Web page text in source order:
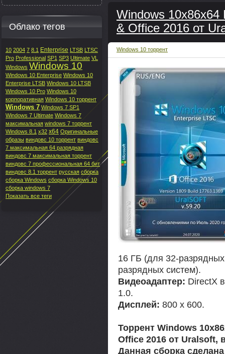
Windows 10x86x64
& Office 2016 от
Windows 10 торрент
16 ГБ (для 32-
разрядных систем).
Видеоадаптер: DirectX
1.0.
Дисплей: 800 x 600.
Торрент Windows
Office 2016 от Uralsoft,
Данная сборка
Облако тегов
10 2004 7 8.1 Enterprise LTSB LTSC
Pro Professional SP1 SP3 Ultimate VL
Windows Windows 10
Windows 10 Enterprise Windows 10
Enterprise LTSB Windows 10 LTSB
Windows 10 Pro Windows 10
корпоративная Windows 10 торрент
Windows 7 Windows 7 SP1
Windows 7 Ultimate Windows 7
максимальная windows 7 торрент
Windows 8.1 x32 x64 Оригинальные
образы виндовс 10 торрент виндовс
7 максимальная 64 разрядная
виндовс 7 максимальная торрент
виндовс 7 профессиональная 64 бит
виндовс 8.1 торрент русская сборка
сборка Windows сборка Windows 10
сборка windows 7
Показать все теги